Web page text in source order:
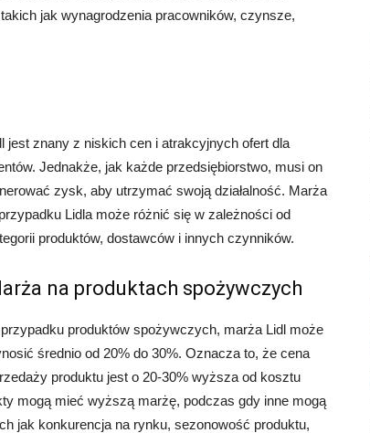
jak wynagrodzenia pracowników, czynsze,
jest znany z niskich cen i atrakcyjnych ofert dla
Jednakże, jak każde przedsiębiorstwo, musi on
zysk, aby utrzymać swoją działalność. Marża
Lidla może różnić się w zależności od
produktów, dostawców i innych czynników.
na produktach spożywczych
produktów spożywczych, marża Lidl może
średnio od 20% do 30%. Oznacza to, że cena
produktu jest o 20-30% wyższa od kosztu
mogą mieć wyższą marżę, podczas gdy inne mogą
jak konkurencja na rynku, sezonowość produktu,